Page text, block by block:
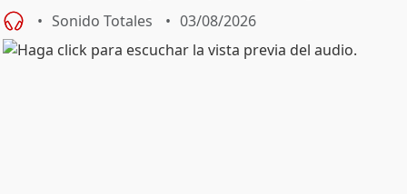
Sonido Totales 03/08/2026